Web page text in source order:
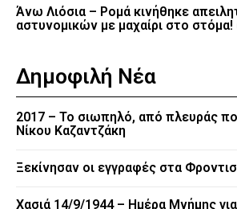
Άνω Λιόσια – Ρομά κινήθηκε
αστυνομικών με μαχαίρι στο
Δημοφιλή Νέα
2017 – Το σιωπηλό, από πλευράς
Νίκου Καζαντζάκη
Ξεκίνησαν οι εγγραφές στα
Χασιά 14/9/1944 – Ημέρα Μνήμης για